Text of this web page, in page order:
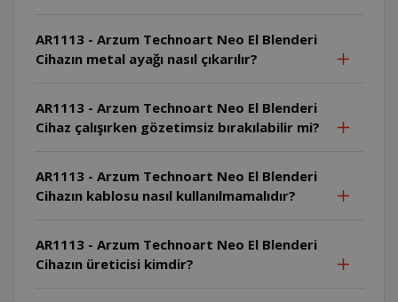
AR1113 - Arzum Technoart Neo El Blenderi
Cihazın metal ayağı nasıl çıkarılır?
AR1113 - Arzum Technoart Neo El Blenderi
Cihaz çalışırken gözetimsiz bırakılabilir mi?
AR1113 - Arzum Technoart Neo El Blenderi
Cihazın kablosu nasıl kullanılmamalıdır?
AR1113 - Arzum Technoart Neo El Blenderi
Cihazın üreticisi kimdir?